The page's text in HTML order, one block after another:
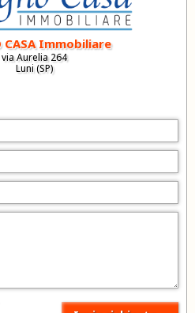
CASA Immobiliare
via Aurelia 264
Luni (SP)